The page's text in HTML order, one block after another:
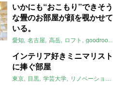
いかにも“おこもり”できそう
な畳のお部屋が顔を覗かせて
いる。
愛知 名古屋 高岳 ロフト goodroom
インテリア好きミニマリスト
に捧ぐ部屋
東京 目黒 学芸大学 リノベーション